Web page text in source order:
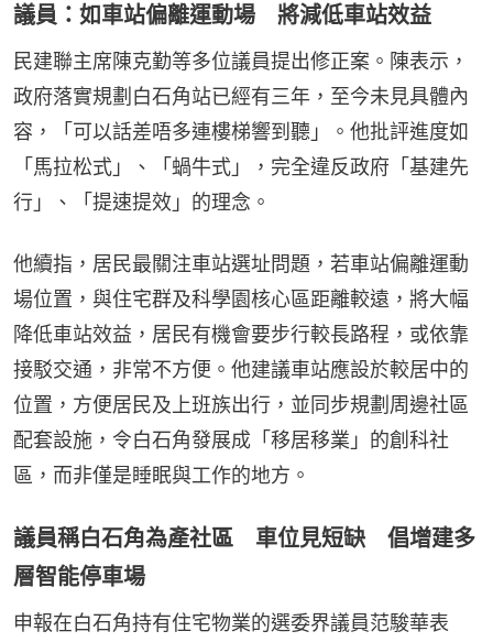
議員：如車站偏離運動場 將減低車站效益
民建聯主席陳克勤等多位議員提出修正案。陳表示，
政府落實規劃白石角站已經有三年，至今未見具體內
容，「可以話差唔多連樓梯響到聽」。他批評進度如
「馬拉松式」、「蝸牛式」，完全違反政府「基建先
行」、「提速提效」的理念。
他續指，居民最關注車站選址問題，若車站偏離運動
場位置，與住宅群及科學園核心區距離較遠，將大幅
降低車站效益，居民有機會要步行較長路程，或依靠
接駁交通，非常不方便。他建議車站應設於較居中的
位置，方便居民及上班族出行，並同步規劃周邊社區
配套設施，令白石角發展成「移居移業」的創科社
區，而非僅是睡眠與工作的地方。
議員稱白石角為產社區 車位見短缺 倡增建多
層智能停車場
申報在白石角持有住宅物業的選委界議員范駿華表